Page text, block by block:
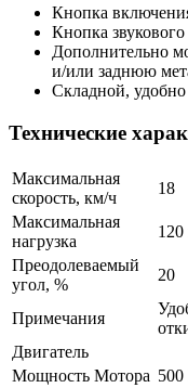
Кнопка
Кнопка звукового
Дополнительно
и/или заднюю
Складной, удобно
Технические
Максимальная
скорость, км/ч
18
Максимальная
нагрузка
120
Преодолеваемый
угол, %
20
Примечания
Двигатель
Мощность Мотора